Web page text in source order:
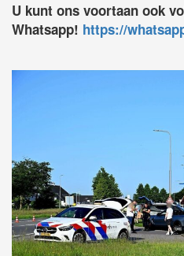
U kunt ons voortaan ook
Whatsapp! https://